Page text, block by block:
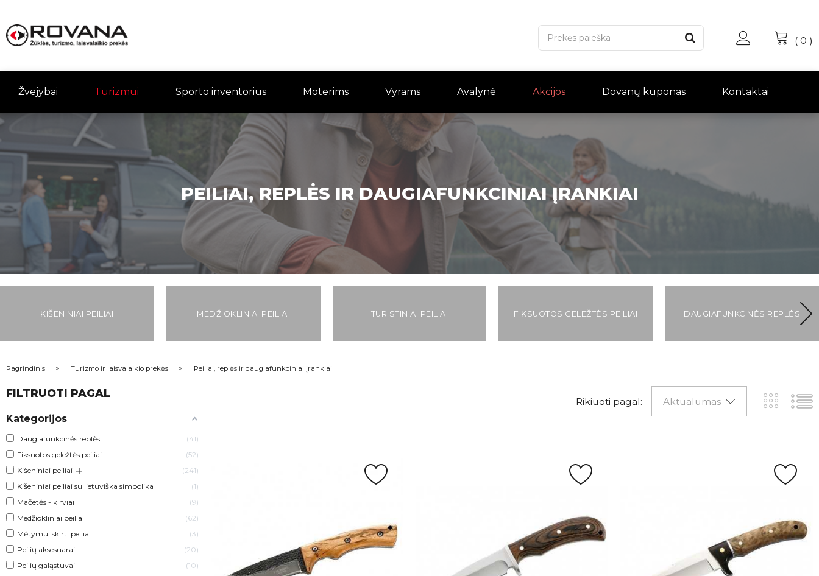
( 0 )
Žvejybai Turizmui Sporto inventorius Moterims Vyrams Avalynė Akcijos Dovanų kuponas Kontaktai
PEILIAI, REPLĖS IR DAUGIAFUNKCINIAI ĮRANKIAI
KIŠENINIAI PEILIAI MEDŽIOKLINIAI PEILIAI TURISTINIAI PEILIAI FIKSUOTOS GELEŽTĖS PEILIAI DAUGIAFUNKCINĖS REPLĖS
Pagrindinis Turizmo ir laisvalaikio prekės Peiliai, replės ir daugiafunkciniai įrankiai
Rikiuoti pagal: Aktualumas
FILTRUOTI PAGAL
Kategorijos
Daugiafunkcinės replės
41
Fiksuotos geležtės peiliai
52
Kišeniniai peiliai +
241
Kišeniniai peiliai su lietuviška simbolika
1
Mačetės - kirviai
9
Medžiokliniai peiliai
62
Mėtymui skirti peiliai
3
Peilių aksesuarai
20
Peilių galąstuvai
10